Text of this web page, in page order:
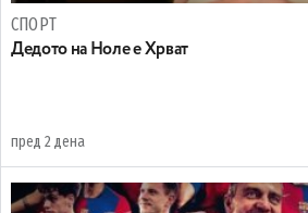
СПОРТ
Дедото на Ноле е Хрват
пред 2 дена